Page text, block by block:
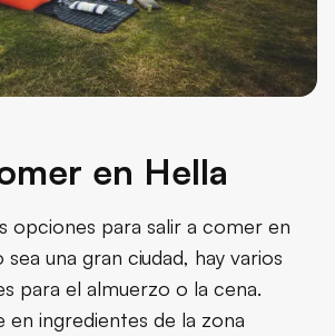
en Hella
opciones para salir a comer en
sea una gran ciudad, hay varios
para el almuerzo o la cena.
en ingredientes de la zona